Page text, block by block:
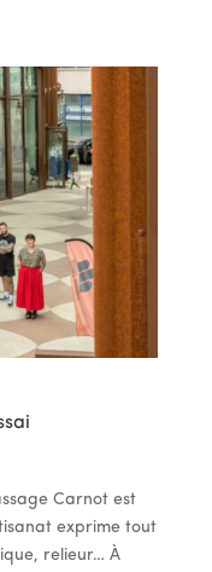
Carnot est
exprime tout
relieur… À